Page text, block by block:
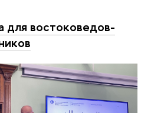
для востоковедов-